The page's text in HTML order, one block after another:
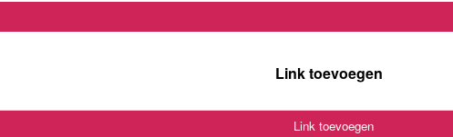
Link toevoegen
Link toevoegen